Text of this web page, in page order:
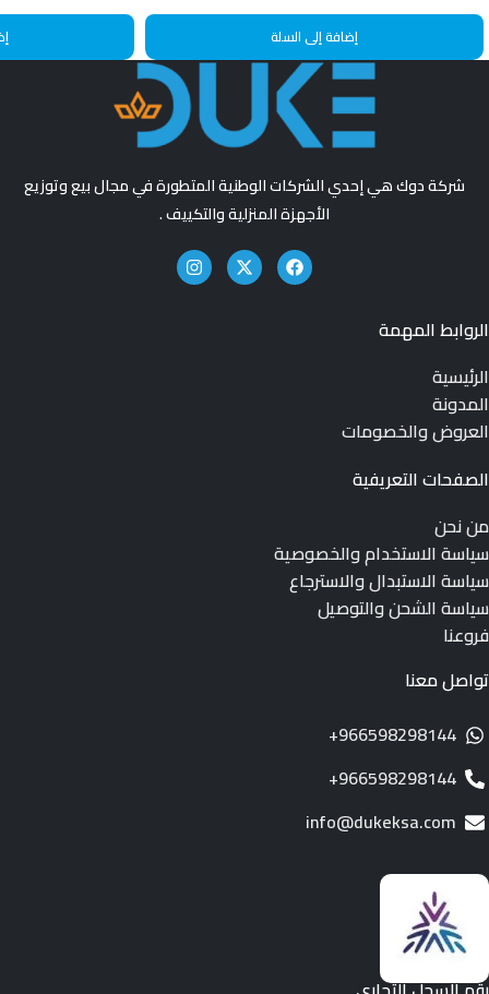
إضافة إلى السلة
شركة دوك هي إحدي الشركات الوطنية المتطورة في مجال بيع وتوزيع
الأجهزة المنزلية والتكييف .
الروابط المهمة
الرئيسية
المدونة
العروض والخصومات
الصفحات التعريفية
من نحن
سياسة الاستخدام والخصوصية
سياسة الاستبدال والاسترجاع
سياسة الشحن والتوصيل
فروعنا
تواصل معنا
966598298144+
966598298144+
info@dukeksa.com